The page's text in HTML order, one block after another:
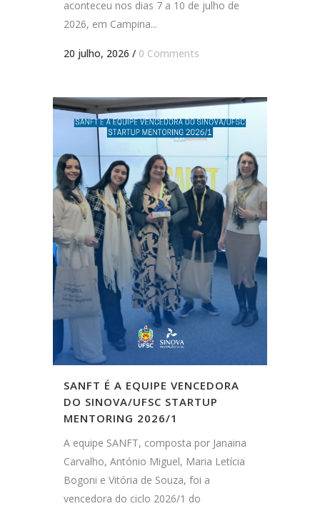
aconteceu nos dias 7 a 10 de julho de
2026, em Campina...
20 julho, 2026 / 0 Comments
SANFT É A EQUIPE VENCEDORA
DO SINOVA/UFSC STARTUP
MENTORING 2026/1
A equipe SANFT, composta por Janaina
Carvalho, António Miguel, Maria Letícia
Bogoni e Vitória de Souza, foi a
vencedora do ciclo 2026/1 do